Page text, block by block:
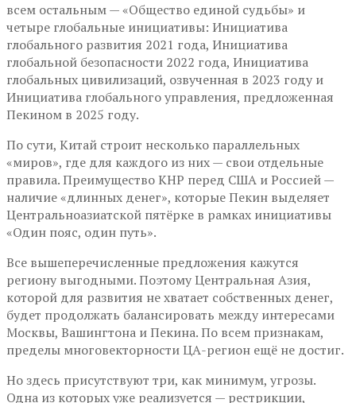
всем остальным — «Общество единой судьбы» и
четыре глобальные инициативы: Инициатива
глобального развития 2021 года, Инициатива
глобальной безопасности 2022 года, Инициатива
глобальных цивилизаций, озвученная в 2023 году и
Инициатива глобального управления, предложенная
Пекином в 2025 году.
По сути, Китай строит несколько параллельных
«миров», где для каждого из них — свои отдельные
правила. Преимущество КНР перед США и Россией —
наличие «длинных денег», которые Пекин выделяет
Центральноазиатской пятёрке в рамках инициативы
«Один пояс, один путь».
Все вышеперечисленные предложения кажутся
региону выгодными. Поэтому Центральная Азия,
которой для развития не хватает собственных денег,
будет продолжать балансировать между интересами
Москвы, Вашингтона и Пекина. По всем признакам,
пределы многовекторности ЦА-регион ещё не достиг.
Но здесь присутствуют три, как минимум, угрозы.
Одна из которых уже реализуется — рестрикции,